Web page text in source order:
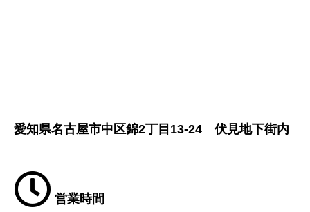
愛知県名古屋市中区錦2丁目13-24 伏見地下街内
営業時間